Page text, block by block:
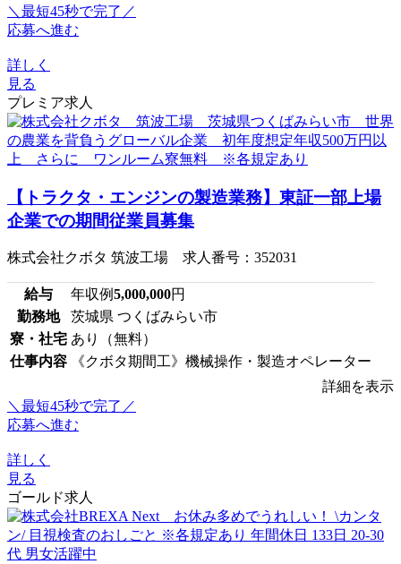
＼最短45秒で完了／
応募へ進む
詳しく
見る
プレミア求人
【トラクタ・エンジンの製造業務】東証一部上場
企業での期間従業員募集
株式会社クボタ 筑波工場 求人番号：352031
給与 年収例5,000,000円
勤務地
茨城県 つくばみらい市
寮・社宅 あり（無料）
仕事内容
《クボタ期間工》機械操作・製造オペレーター
詳細を表示
＼最短45秒で完了／
応募へ進む
詳しく
見る
ゴールド求人